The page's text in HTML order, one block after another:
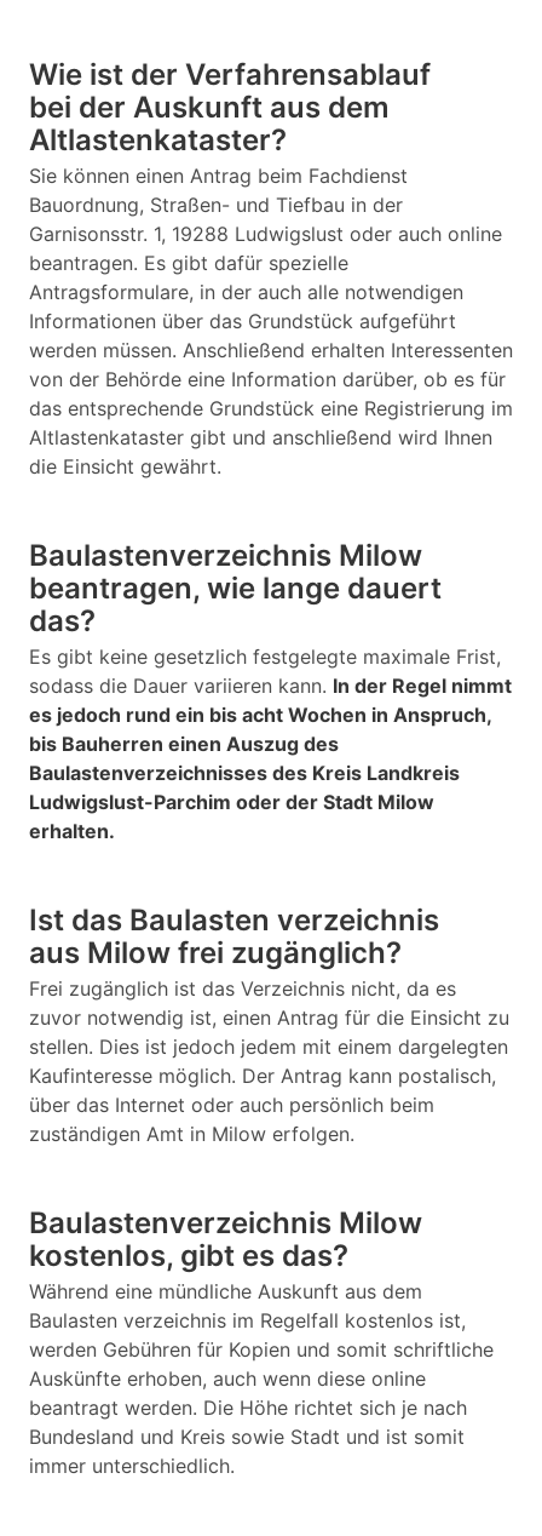
Wie ist der Verfahrensablauf
bei der Auskunft aus dem
Altlastenkataster?
Sie können einen Antrag beim Fachdienst
Bauordnung, Straßen- und Tiefbau in der
Garnisonsstr. 1, 19288 Ludwigslust oder auch online
beantragen. Es gibt dafür spezielle
Antragsformulare, in der auch alle notwendigen
Informationen über das Grundstück aufgeführt
werden müssen. Anschließend erhalten Interessenten
von der Behörde eine Information darüber, ob es für
das entsprechende Grundstück eine Registrierung im
Altlastenkataster gibt und anschließend wird Ihnen
die Einsicht gewährt.
Baulastenverzeichnis Milow
beantragen, wie lange dauert
das?
Es gibt keine gesetzlich festgelegte maximale Frist,
sodass die Dauer variieren kann. In der Regel nimmt
es jedoch rund ein bis acht Wochen in Anspruch,
bis Bauherren einen Auszug des
Baulastenverzeichnisses des Kreis Landkreis
Ludwigslust-Parchim oder der Stadt Milow
erhalten.
Ist das Baulasten verzeichnis
aus Milow frei zugänglich?
Frei zugänglich ist das Verzeichnis nicht, da es
zuvor notwendig ist, einen Antrag für die Einsicht zu
stellen. Dies ist jedoch jedem mit einem dargelegten
Kaufinteresse möglich. Der Antrag kann postalisch,
über das Internet oder auch persönlich beim
zuständigen Amt in Milow erfolgen.
Baulastenverzeichnis Milow
kostenlos, gibt es das?
Während eine mündliche Auskunft aus dem
Baulasten verzeichnis im Regelfall kostenlos ist,
werden Gebühren für Kopien und somit schriftliche
Auskünfte erhoben, auch wenn diese online
beantragt werden. Die Höhe richtet sich je nach
Bundesland und Kreis sowie Stadt und ist somit
immer unterschiedlich.